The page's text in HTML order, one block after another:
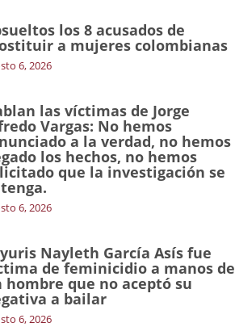
los 8 acusados de
a mujeres colombianas
6, 2026
las víctimas de Jorge
Vargas: No hemos
a la verdad, no hemos
los hechos, no hemos
que la investigación se
6, 2026
Nayleth García Asís fue
de feminicidio a manos de
hombre que no aceptó su
a bailar
6, 2026